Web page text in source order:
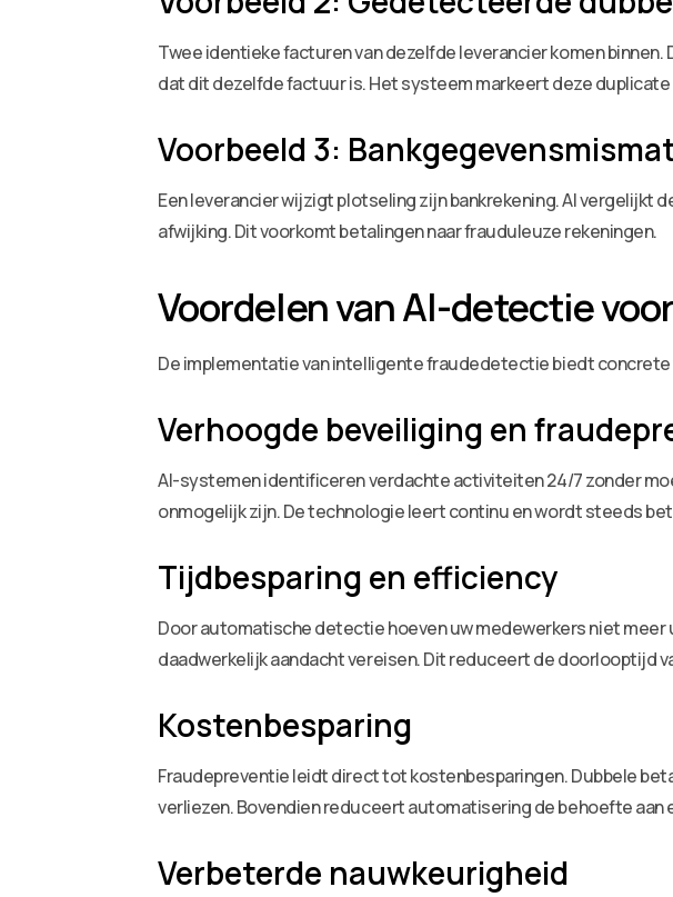
Twee identieke facturen van dezelfde leverancier komen
dat dit dezelfde factuur is. Het systeem markeert deze
Voorbeeld 3:
Een leverancier wijzigt plotseling zijn bankrekening. AI
afwijking. Dit voorkomt betalingen naar frauduleuze rekeningen.
Voordelen van AI-detectie
De implementatie van intelligente fraudedetectie biedt
Verhoogde beveiliging en
AI-systemen identificeren verdachte activiteiten 24/7 zonder
onmogelijk zijn. De technologie leert continu en wordt steeds
Tijdbesparing en efficiency
Door automatische detectie hoeven uw medewerkers niet
daadwerkelijk aandacht vereisen. Dit reduceert de doorlooptijd
Kostenbesparing
Fraudepreventie leidt direct tot kostenbesparingen. Dubbele
verliezen. Bovendien reduceert automatisering de behoefte
Verbeterde nauwkeurigheid